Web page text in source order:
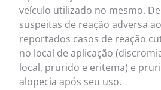
veículo utilizado no mesmo.
suspeitas de reação adversa
reportados casos de reação
no local de aplicação
local, prurido e eritema) e
alopecia após seu uso.